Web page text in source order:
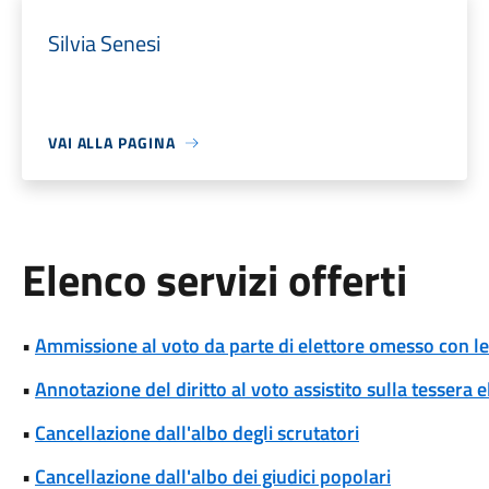
Silvia Senesi
VAI ALLA PAGINA
Elenco servizi offerti
•Ammissione al voto da parte di elettore omesso con
•Annotazione del diritto al voto assistito sulla tessera
• Cancellazione dall'albo degli scrutatori
• Cancellazione dall'albo dei giudici popolari